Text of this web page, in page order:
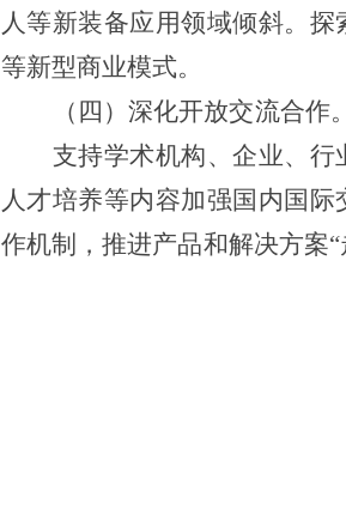
人等新装备应用领域倾斜。
等新型商业模式。
（四）深化开放交流合作
支持学术机构、企业、
人才培养等内容加强国内国
作机制，推进产品和解决方案